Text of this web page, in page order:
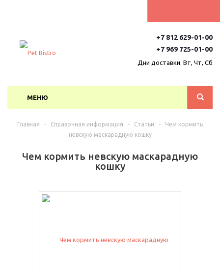
+7 812 629-01-00
+7 969 725-01-00
Дни доставки: Вт, Чт, Сб
МЕНЮ
Главная - Справочная информация - Статьи -
Чем кормить
невскую маскарадную кошку
Чем кормить невскую маскарадную
кошку